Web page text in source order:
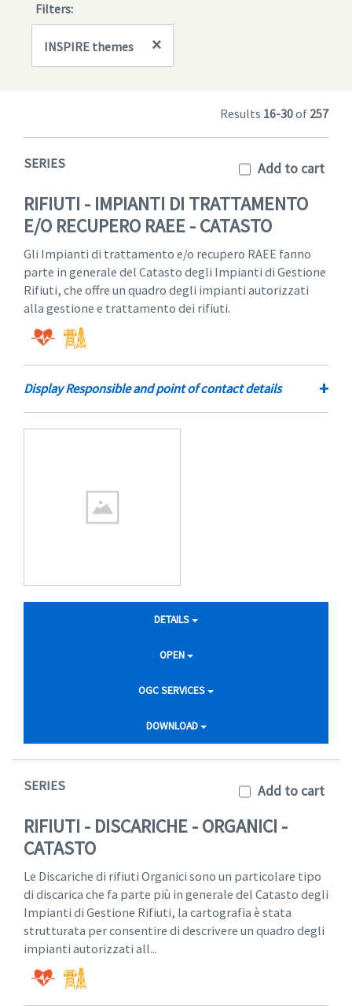
Geoviewer
Tools
Filters:
INSPIRE themes ×
Results 16-30of 257
SERIES Add to cart
RIFIUTI - IMPIANTI DI TRATTAMENTO
E/O RECUPERO RAEE - CATASTO
Gli Impianti di trattamento e/o recupero RAEE fanno
parte in generale del Catasto degli Impianti di Gestione
Rifiuti, che offre un quadro degli impianti autorizzati
alla gestione e trattamento dei rifiuti.
Display Responsible and point of contact details +
DETAILS
OPEN
OGC SERVICES
DOWNLOAD
SERIES Add to cart
RIFIUTI - DISCARICHE - ORGANICI -
CATASTO
Le Discariche di rifiuti Organici sono un particolare tipo
di discarica che fa parte più in generale del Catasto degli
Impianti di Gestione Rifiuti, la cartografia è stata
strutturata per consentire di descrivere un quadro degli
impianti autorizzati all...